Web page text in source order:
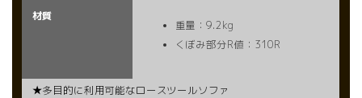
材質
重量：9.2kg
くぼみ部分R値：310R
★多目的に利用可能なロースツールソファ